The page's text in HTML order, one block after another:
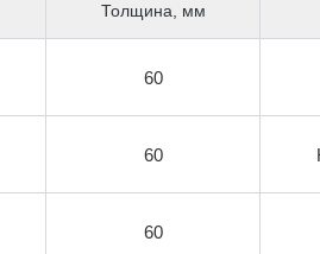
Толщина, мм
60
60
60